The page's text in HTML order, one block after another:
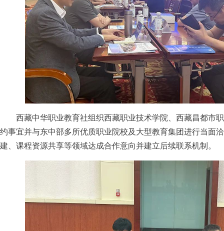
西藏中华职业教育社组织西藏职业技术学院、西藏昌都市
约事宜并与东中部多所优质职业院校及大型教育集团进行当面
建、课程资源共享等领域达成合作意向并建立后续联系机制。